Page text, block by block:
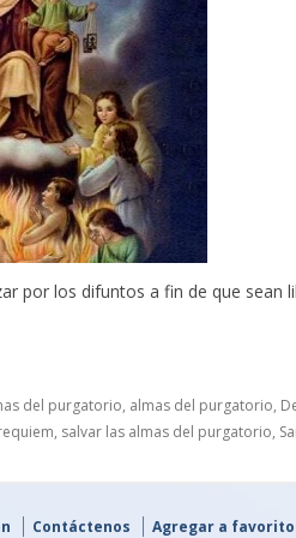
por los difuntos a fin de que sean
del purgatorio, almas del purgatorio,
, salvar las almas del purgatorio,
Contáctenos Agregar a